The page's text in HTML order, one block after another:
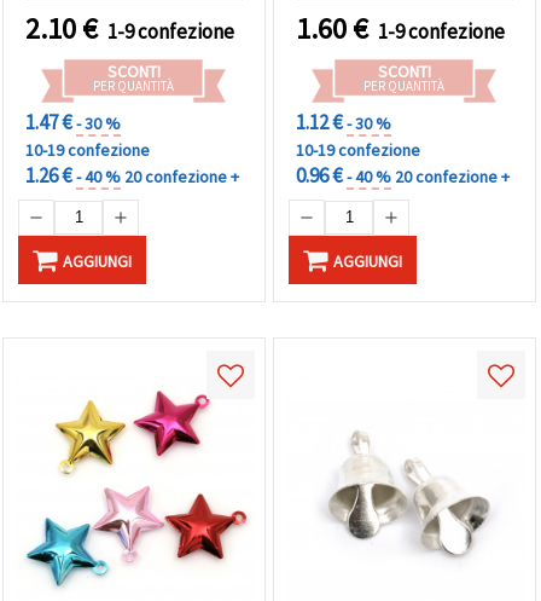
2.10€ 1-9 confezione
SCONTI
PER QUANTITÀ
1.47 €- 30 %
10-19 confezione
1.26 €- 40 % 20 confezione +
AGGIUNGI
1.60€ 1-9 confezione
SCONTI
PER QUANTITÀ
1.12 €- 30 %
10-19 confezione
0.96 €- 40 % 20 confezione +
AGGIUNGI